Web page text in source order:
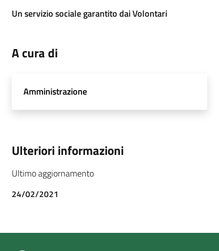
Un servizio sociale garantito dai Volontari
A cura di
Amministrazione
Ulteriori informazioni
Ultimo aggiornamento
24/02/2021